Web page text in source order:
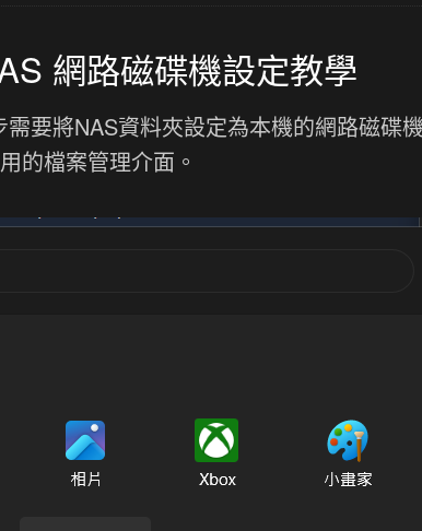
網路磁碟機設定教學
要將NAS資料夾設定為本機的網路磁碟
的檔案管理介面。